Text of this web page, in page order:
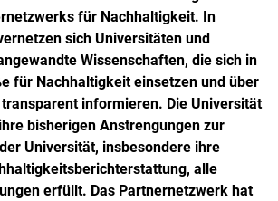
für Nachhaltigkeit. In
sich Universitäten und
Wissenschaften, die sich in
für Nachhaltigkeit einsetzen und über
informieren. Die Universität
bisherigen Anstrengungen zur
Universität, insbesondere ihre
alle
erfüllt. Das Partnernetzwerk hat